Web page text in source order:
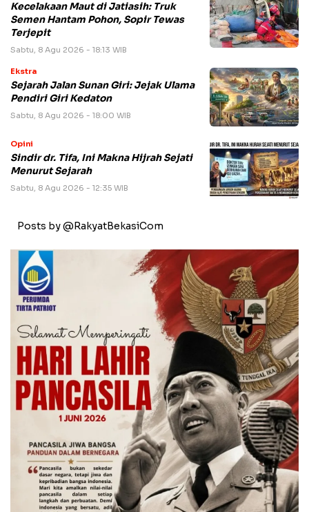
Kecelakaan Maut di Jatiasih: Truk
Semen Hantam Pohon, Sopir Tewas
Terjepit
Sabtu, 8 Agu 2026 - 18:13 WIB
Ekstra
Sejarah Jalan Sunan Giri: Jejak Ulama
Pendiri Giri Kedaton
Sabtu, 8 Agu 2026 - 18:00 WIB
Opini
Sindir dr. Tifa, Ini Makna Hijrah Sejati
Menurut Sejarah
Sabtu, 8 Agu 2026 - 12:35 WIB
Posts by @RakyatBekasiCom